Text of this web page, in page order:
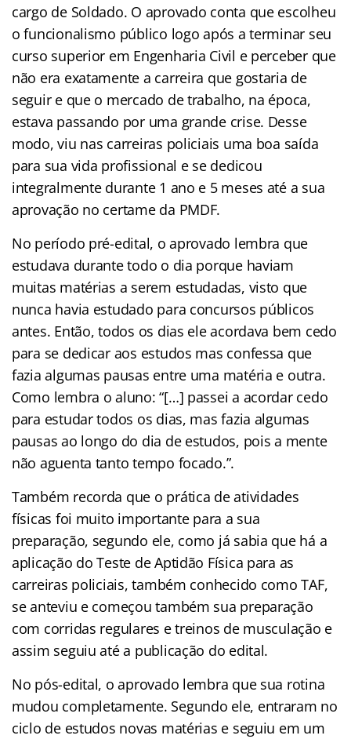
cargo de Soldado. O aprovado conta que escolheu
o funcionalismo público logo após a terminar seu
curso superior em Engenharia Civil e perceber que
não era exatamente a carreira que gostaria de
seguir e que o mercado de trabalho, na época,
estava passando por uma grande crise. Desse
modo, viu nas carreiras policiais uma boa saída
para sua vida profissional e se dedicou
integralmente durante 1 ano e 5 meses até a sua
aprovação no certame da PMDF.
No período pré-edital, o aprovado lembra que
estudava durante todo o dia porque haviam
muitas matérias a serem estudadas, visto que
nunca havia estudado para concursos públicos
antes. Então, todos os dias ele acordava bem cedo
para se dedicar aos estudos mas confessa que
fazia algumas pausas entre uma matéria e outra.
Como lembra o aluno: “[…] passei a acordar cedo
para estudar todos os dias, mas fazia algumas
pausas ao longo do dia de estudos, pois a mente
não aguenta tanto tempo focado.”.
Também recorda que o prática de atividades
físicas foi muito importante para a sua
preparação, segundo ele, como já sabia que há a
aplicação do Teste de Aptidão Física para as
carreiras policiais, também conhecido como TAF,
se anteviu e começou também sua preparação
com corridas regulares e treinos de musculação e
assim seguiu até a publicação do edital.
No pós-edital, o aprovado lembra que sua rotina
mudou completamente. Segundo ele, entraram no
ciclo de estudos novas matérias e seguiu em um